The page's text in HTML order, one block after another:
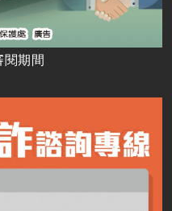
閱期間